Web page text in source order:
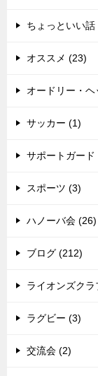
ちょっといい話
オススメ (23)
オードリー・
サッカー (1)
サポートガード
スポーツ (3)
ハノーバ会 (26)
ブログ (212)
ライオンズクラ
ラグビー (3)
交流会 (2)